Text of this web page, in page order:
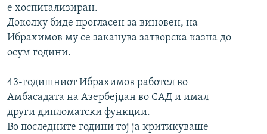
е хоспитализиран.
Доколку биде прогласен за виновен, на
Ибрахимов му се заканува затворска казна до
осум години.
43-годишниот Ибрахимов работел во
Амбасадата на Азербејџан во САД и имал
други дипломатски функции.
Во последните години тој ја критикуваше